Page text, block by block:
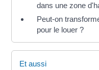
dans une zone
Peut-on
pour le louer ?
Et aussi